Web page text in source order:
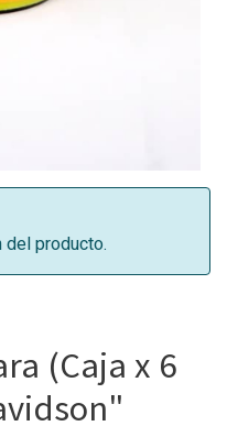
producto.
(Caja x 6